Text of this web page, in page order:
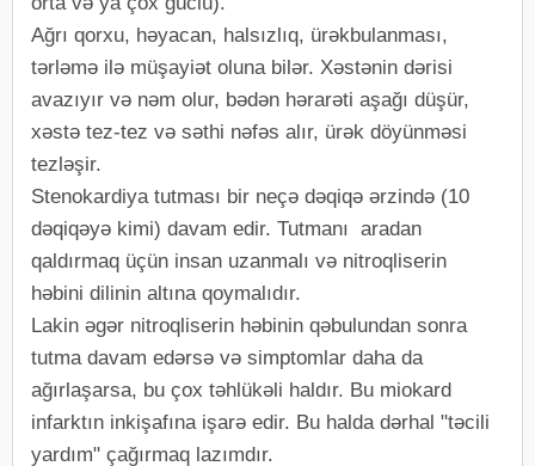
Ağrı qorxu, həyacan, halsızlıq, ürəkbulanması,
tərləmə ilə müşayiət oluna bilər. Xəstənin dərisi
avazıyır və nəm olur, bədən hərarəti aşağı düşür,
xəstə tez-tez və səthi nəfəs alır, ürək döyünməsi
tezləşir.
Stenokardiya tutması bir neçə dəqiqə ərzində (10
dəqiqəyə kimi) davam edir. Tutmanı aradan
qaldırmaq üçün insan uzanmalı və nitroqliserin
həbini dilinin altına qoymalıdır.
Lakin əgər nitroqliserin həbinin qəbulundan sonra
tutma davam edərsə və simptomlar daha da
ağırlaşarsa, bu çox təhlükəli haldır. Bu miokard
infarktın inkişafına işarə edir. Bu halda dərhal "təcili
yardım" çağırmaq lazımdır.